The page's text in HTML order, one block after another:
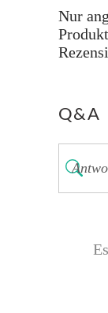
Nur
Q&A